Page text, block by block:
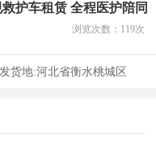
护车租赁 全程医护陪同
浏览次数： 119次
发货地:河北省衡水桃城区